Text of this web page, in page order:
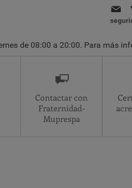
de 08:00 a 20:00. Para más
Contactar con
Fraternidad-
Muprespa